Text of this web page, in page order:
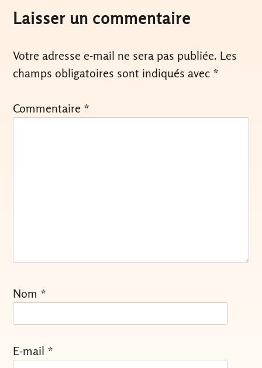
l’article
Laisser un commentaire
Votre adresse e-mail ne sera pas publiée. Les
champs obligatoires sont indiqués avec *
Commentaire *
Nom *
E-mail *